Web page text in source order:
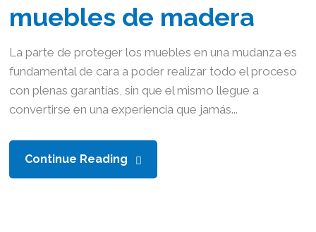
muebles de madera
La parte de proteger los muebles en una mudanza es
fundamental de cara a poder realizar todo el proceso
con plenas garantías, sin que el mismo llegue a
convertirse en una experiencia que jamás...
Continue Reading